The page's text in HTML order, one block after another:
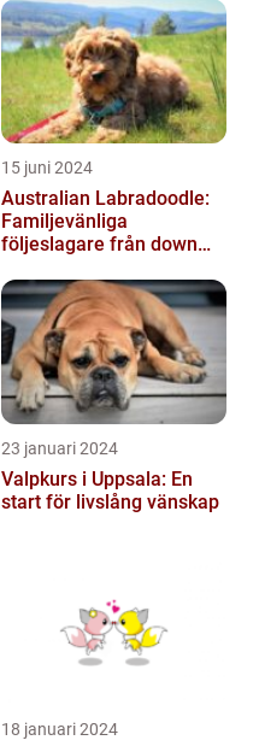
15 juni 2024
Australian Labradoodle:
Familjevänliga
följeslagare från down
23 januari 2024
Valpkurs i Uppsala: En
start för livslång vänskap
18 januari 2024